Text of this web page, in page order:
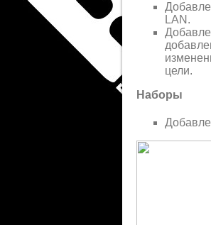
LAN.
цели.
Наборы